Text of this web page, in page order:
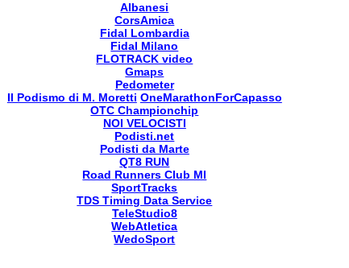
Albanesi
CorsAmica
Fidal Lombardia
Fidal Milano
FLOTRACK video
Gmaps
Pedometer
Il Podismo di M. Moretti OneMarathonForCapasso
OTC Championchip
NOI VELOCISTI
Podisti.net
Podisti da Marte
QT8 RUN
Road Runners Club MI
SportTracks
TDS Timing Data Service
TeleStudio8
WebAtletica
WedoSport